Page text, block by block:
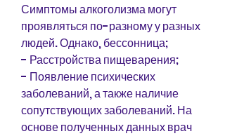
Симптомы алкоголизма могут
проявляться по-разному у разных
людей. Однако, бессонница;
- Расстройства пищеварения;
- Появление психических
заболеваний, а также наличие
сопутствующих заболеваний. На
основе полученных данных врач